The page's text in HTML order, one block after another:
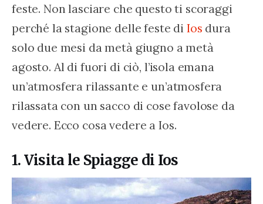
feste. Non lasciare che questo ti scoraggi
perché la stagione delle feste di Ios dura
solo due mesi da metà giugno a metà
agosto. Al di fuori di ciò, l’isola emana
un’atmosfera rilassante e un’atmosfera
rilassata con un sacco di cose favolose da
vedere. Ecco cosa vedere a Ios.
1. Visita le Spiagge di Ios